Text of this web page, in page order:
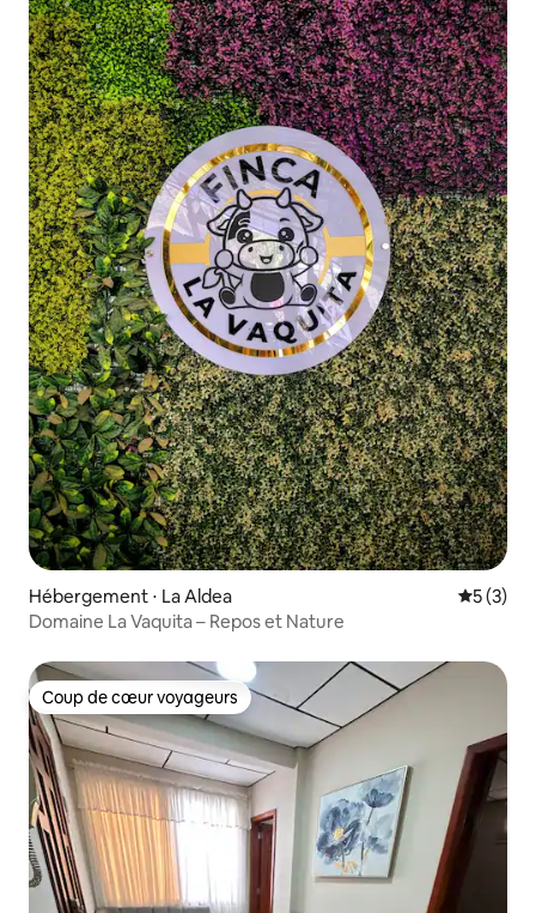
Hébergement ⋅ La Aldea
5 (3)
Domaine La Vaquita – Repos et Nature
Coup de cœur voyageurs
Coup de cœur voyageurs